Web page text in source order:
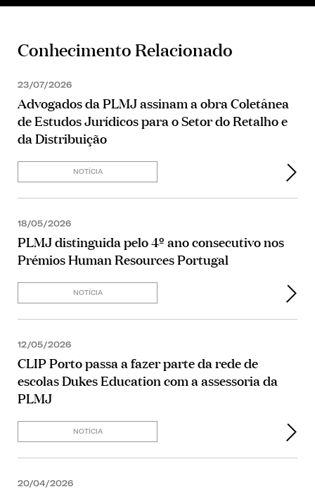
Conhecimento Relacionado
23/07/2026
Advogados da PLMJ assinam a obra Coletânea
de Estudos Jurídicos para o Setor do Retalho e
da Distribuição
NOTÍCIA
18/05/2026
PLMJ distinguida pelo 4º ano consecutivo nos
Prémios Human Resources Portugal
NOTÍCIA
12/05/2026
CLIP Porto passa a fazer parte da rede de
escolas Dukes Education com a assessoria da
PLMJ
NOTÍCIA
20/04/2026